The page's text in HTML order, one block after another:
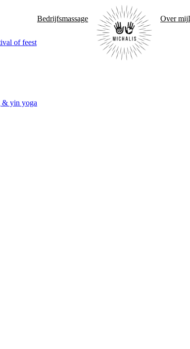
of feest
& yin yoga
Bedrijfsmassage Over mij